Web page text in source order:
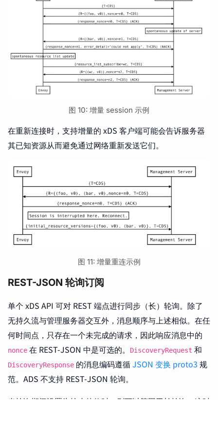
图 10: 增量 session 示例
在重新连接时，支持增量的 xDS 客户端可能会告诉服务器
其已知资源从而避免通过网络重新发送它们。
图 11: 增量重连示例
REST-JSON 轮询订阅
单个 xDS API 可对 REST 端点进行同步（长）轮询。除了
无持久流与管理服务器交互外，消息顺序与上述相似。在任
何时间点，只存在一个未完成的请求，因此响应消息中的
nonce 在 REST-JSON 中是可选的。 DiscoveryRequest 和
DiscoveryResponse 的消息编码遵循JSON 变换 proto3 规
范。ADS 不支持 REST-JSON 轮询。
当轮询期间设置为较小的值时，则可以等同于长轮询，这时